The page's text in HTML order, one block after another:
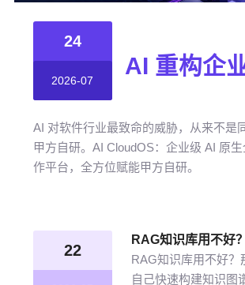
24
2026-07
AI 对软件行业最致命的威胁，从来不是
甲方自研。AI CloudOS：企业级 AI 原
作平台，全方位赋能甲方自研。
22
RAG知识库用不好？
自己快速构建知识图